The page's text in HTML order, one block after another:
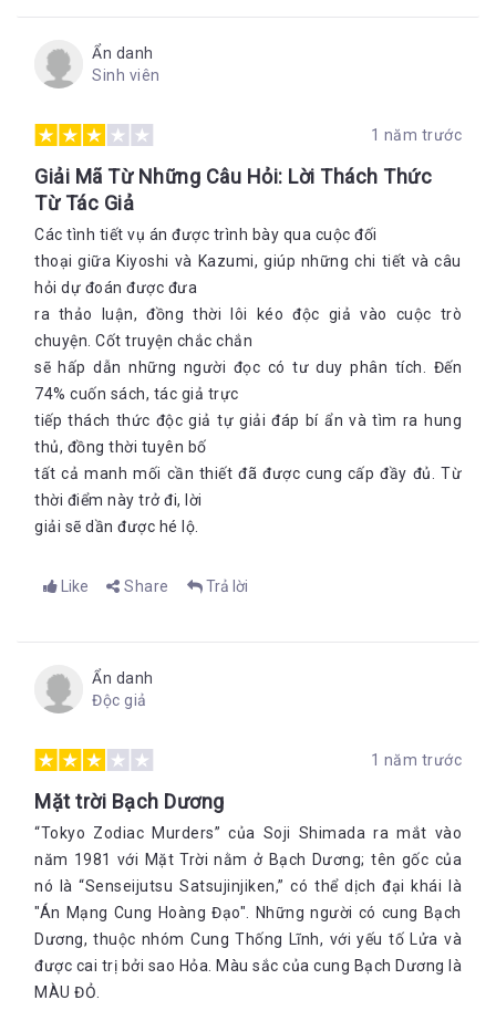
Ẩn danh
Sinh viên
1 năm trước
Giải Mã Từ Những Câu Hỏi: Lời Thách Thức
Từ Tác Giả
Các tình tiết vụ án được trình bày qua cuộc đối
thoại giữa Kiyoshi và Kazumi, giúp những chi tiết và câu
hỏi dự đoán được đưa
ra thảo luận, đồng thời lôi kéo độc giả vào cuộc trò
chuyện. Cốt truyện chắc chắn
sẽ hấp dẫn những người đọc có tư duy phân tích. Đến
74% cuốn sách, tác giả trực
tiếp thách thức độc giả tự giải đáp bí ẩn và tìm ra hung
thủ, đồng thời tuyên bố
tất cả manh mối cần thiết đã được cung cấp đầy đủ. Từ
thời điểm này trở đi, lời
giải sẽ dần được hé lộ.
Like Share Trả lời
Ẩn danh
Độc giả
1 năm trước
Mặt trời Bạch Dương
“Tokyo Zodiac Murders” của Soji Shimada ra mắt vào
năm 1981 với Mặt Trời nằm ở Bạch Dương; tên gốc của
nó là “Senseijutsu Satsujinjiken,” có thể dịch đại khái là
"Án Mạng Cung Hoàng Đạo". Những người có cung Bạch
Dương, thuộc nhóm Cung Thống Lĩnh, với yếu tố Lửa và
được cai trị bởi sao Hỏa. Màu sắc của cung Bạch Dương là
MÀU ĐỎ.